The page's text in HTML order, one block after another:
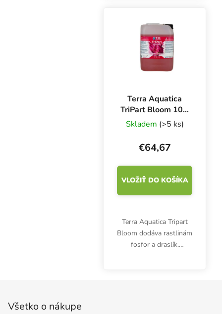
kvalitu kvetov.
Terra Aquatica
TriPart Bloom 10 l,
základné hnojivo
pre kvety
Skladem (>5 ks)
€64,67
VLOŽIŤ DO KOŠÍKA
Terra Aquatica Tripart
Bloom dodáva rastlinám
fosfor a draslík.
Všetko o nákupe